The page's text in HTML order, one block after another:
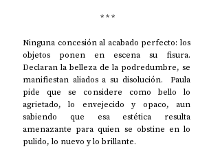
* * *
Ninguna concesión al acabado perfecto: los
objetos ponen en escena su fisura.
Declaran la belleza de la podredumbre, se
manifiestan aliados a su disolución.  Paula
pide que se considere como bello lo
agrietado, lo envejecido y opaco, aun
sabiendo que esa estética resulta
amenazante para quien se obstine en lo
pulido, lo nuevo y lo brillante.